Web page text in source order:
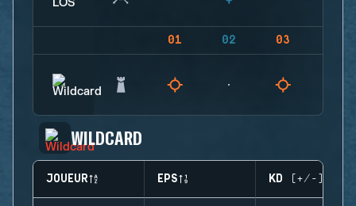
01 02 03
WILDCARD
JOUEUR EPS KD (+/-)